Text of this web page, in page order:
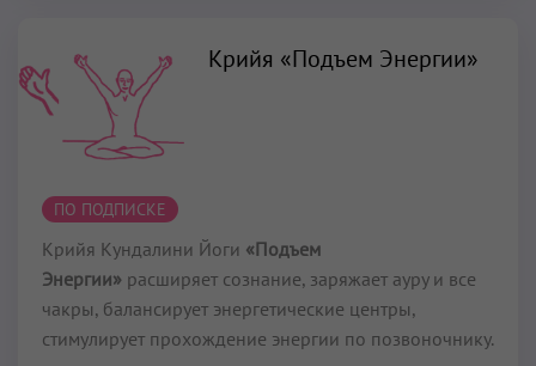
Крийя «Подъем Энергии»
ПО ПОДПИСКЕ
Крийя Кундалини Йоги «Подъем
Энергии» расширяет сознание, заряжает ауру и все
чакры, балансирует энергетические центры,
стимулирует прохождение энергии по позвоночнику.